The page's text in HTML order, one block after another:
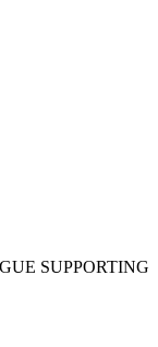
SUPPORTING